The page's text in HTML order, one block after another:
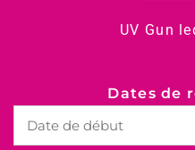
UV Gun
Dates de